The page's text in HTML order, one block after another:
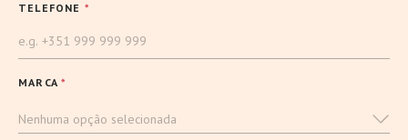
TELEFONE *
MARCA*
Nenhuma opção selecionada